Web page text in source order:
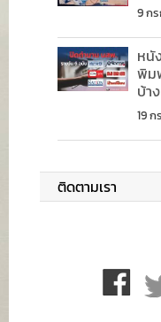
9 ก
หนั
พิม
บ้าง
19
ติดตามเรา